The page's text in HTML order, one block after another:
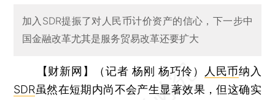
加入SDR提振了对人民币计价资产的信心，下一步中
国金融改革尤其是服务贸易改革还要扩大
【财新网】（记者 杨刚 杨巧伶） 人民币纳入
SDR虽然在短期内尚不会产生显著效果，但这确实